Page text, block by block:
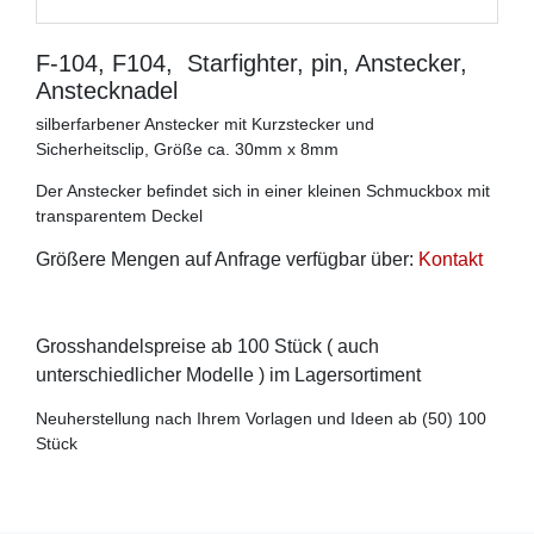
F-104, F104, Starfighter, pin, Anstecker,
Anstecknadel
silberfarbener Anstecker mit Kurzstecker und
Sicherheitsclip, Größe ca. 30mm x 8mm
Der Anstecker befindet sich in einer kleinen Schmuckbox mit
transparentem Deckel
Größere Mengen auf Anfrage verfügbar über: Kontakt
Grosshandelspreise ab 100 Stück ( auch
unterschiedlicher Modelle ) im Lagersortiment
Neuherstellung nach Ihrem Vorlagen und Ideen ab (50) 100
Stück